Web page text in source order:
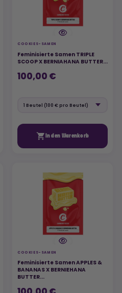
COOKIES-SAMEN
Feminisierte Samen TRIPLE
SCOOP X BERNIAHANA BUTTER...
100,00 €
 In den Warenkorb
COOKIES-SAMEN
Feminisierte Samen APPLES &
BANANAS X BERNIEHANA
BUTTER...